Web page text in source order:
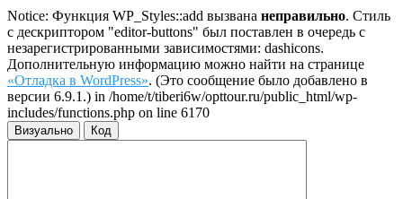
Notice: Функция WP_Styles::add вызвана неправильно. Стиль
с дескриптором "editor-buttons" был поставлен в очередь с
незарегистрированными зависимостями: dashicons.
Дополнительную информацию можно найти на странице
«Отладка в WordPress». (Это сообщение было добавлено в
версии 6.9.1.) in /home/t/tiberi6w/opttour.ru/public_html/wp-
includes/functions.php on line 6170
Визуально Код